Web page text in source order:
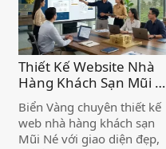
Thiết Kế Website Nhà
Hàng Khách Sạn Mũi Né
– Chuyên Nghiệp, Chức
Năng Đặt Phòng Trực
Tuyến Tiện Ích )
Biển Vàng chuyên thiết kế
web nhà hàng khách sạn
Mũi Né với giao diện đẹp,